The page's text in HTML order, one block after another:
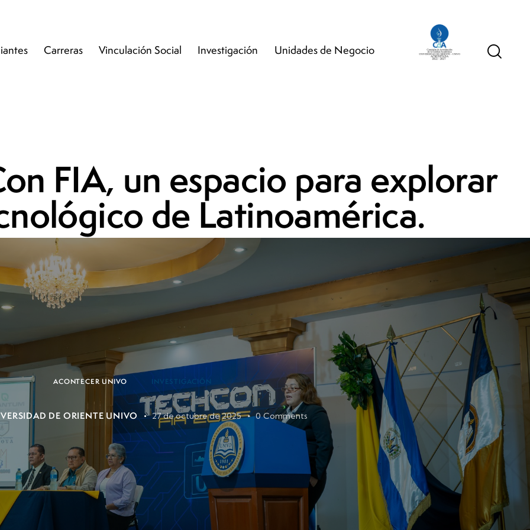
Carreras Vinculación Social Investigación Unidades de Negocio
FIA, un espacio para explorar
de Latinoamérica.
ACONTECER UNIVO INVESTIGACIÓN
DE ORIENTE UNIVO 27 de octubre de 2025 0 Comments